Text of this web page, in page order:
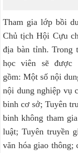
Tham gia lớp bồi
Chủ tịch Hội Cựu
địa bàn tỉnh. Trong
học viên sẽ được
gồm: Một số nội
nội dung nghiệp vụ
binh cơ sở; Tuyên
binh không tham
luật; Tuyên truyền
văn hóa giao